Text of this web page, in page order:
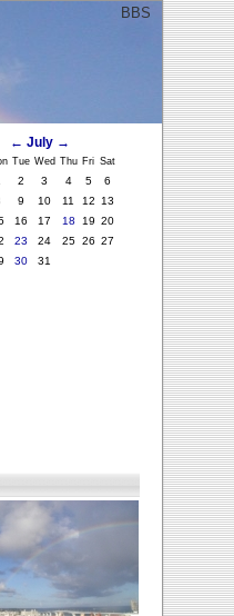
BBS
← July →
Tue Wed Thu Fri Sat
2 3 4 5
6
9 10 11 12
13
16 17 18 19 20
23 24 25 26 27
30 31